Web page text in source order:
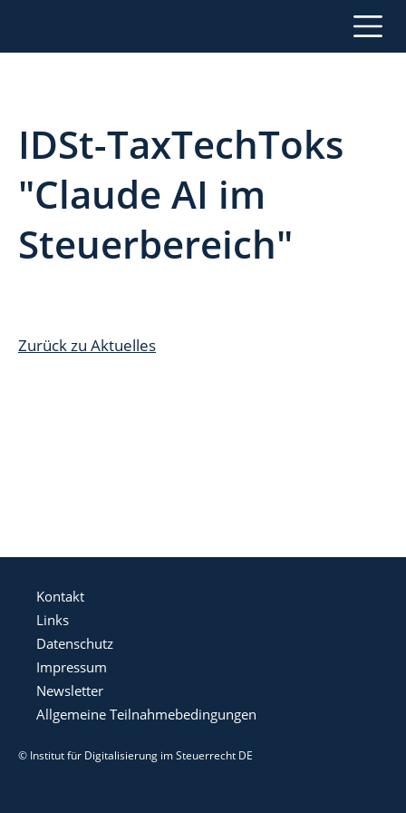
IDSt-TaxTechToks
"Claude AI im
Steuerbereich"
Zurück zu Aktuelles
Kontakt
Links
Datenschutz
Impressum
Newsletter
Allgemeine Teilnahmebedingungen
© Institut für Digitalisierung im Steuerrecht DE